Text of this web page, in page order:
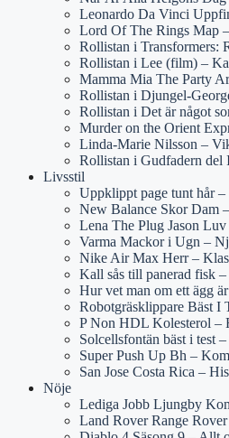
Leonardo Da Vinci
Lord Of The Rings Map
Rollistan i Transformers:
Rollistan i Lee (film) –
Mamma Mia The Party
Rollistan i Djungel-
Rollistan i Det är något
Murder on the Orient
Linda-Marie Nilsson –
Rollistan i Gudfadern del
Livsstil
Uppklippt page tunt hår
New Balance Skor Dam
Lena The Plug Jason
Varma Mackor i Ugn –
Nike Air Max Herr –
Kall sås till panerad fisk
Hur vet man om ett ägg
Robotgräsklippare Bäst I
P Non HDL Kolesterol –
Solcellsfontän bäst i test
Super Push Up Bh –
San Jose Costa Rica –
Nöje
Lediga Jobb Ljungby
Land Rover Range